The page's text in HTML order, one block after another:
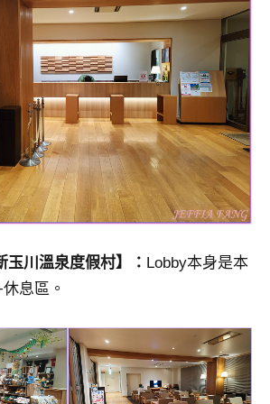
玉川溫泉度假村】： Lobby本身是本
息區。